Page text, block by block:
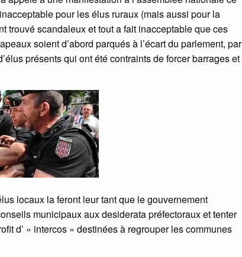
pour les élus ruraux (mais aussi pour la
trouvé scandaleux et tout a fait inacceptable que ces
soient d’abord parqués à l’écart du parlement, par
présents qui ont été contraints de forcer barrages et
locaux la feront leur tant que le gouvernement
municipaux aux desiderata préfectoraux et tenter
d’ « intercos » destinées à regrouper les communes